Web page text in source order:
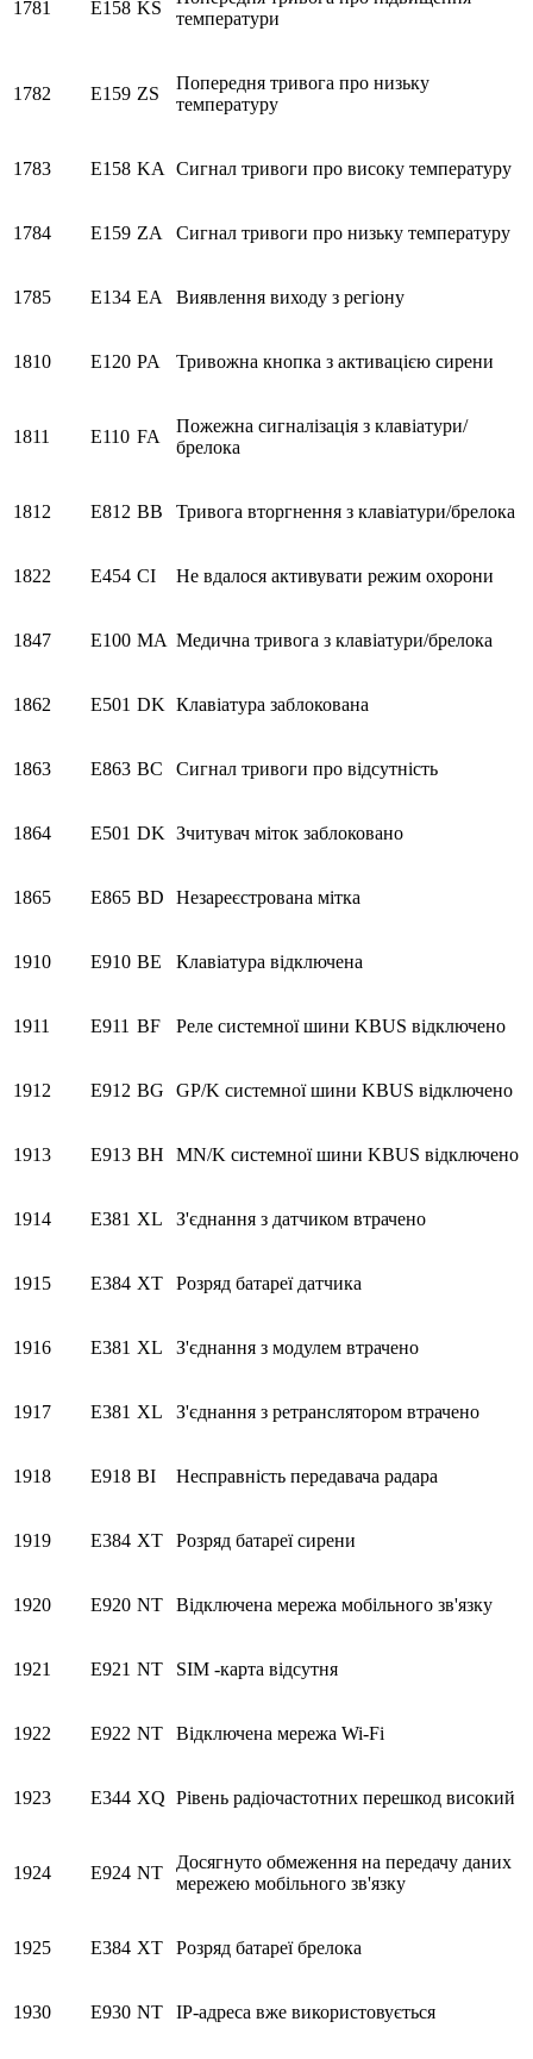
1781 E158 KS
температури
1782 E159 ZS
Попередня тривога про низьку
температуру
1783 E158 KA Сигнал тривоги про високу температуру
1784 E159 ZA Сигнал тривоги про низьку температуру
1785 E134 EA Виявлення виходу з регіону
1810 E120 PA Тривожна кнопка з активацією сирени
1811 E110 FA
Пожежна сигналізація з клавіатури/
брелока
1812 E812 BB Тривога вторгнення з клавіатури/брелока
1822 E454 CI Не вдалося активувати режим охорони
1847 E100 MA Медична тривога з клавіатури/брелока
1862 E501 DK Клавіатура заблокована
1863 E863 BC Сигнал тривоги про відсутність
1864 E501 DK Зчитувач міток заблоковано
1865 E865 BD Незареєстрована мітка
1910 E910 BE Клавіатура відключена
1911 E911 BF Реле системної шини KBUS відключено
1912 E912 BG GP/K системної шини KBUS відключено
1913 E913 BH MN/K системної шини KBUS відключено
1914 E381 XL З'єднання з датчиком втрачено
1915 E384 XT Розряд батареї датчика
1916 E381 XL З'єднання з модулем втрачено
1917 E381 XL З'єднання з ретранслятором втрачено
1918 E918 BI Несправність передавача радара
1919 E384 XT Розряд батареї сирени
1920 E920 NT Відключена мережа мобільного зв'язку
1921 E921 NT SIM -карта відсутня
1922 E922 NT Відключена мережа Wi-Fi
1923 E344 XQ Рівень радіочастотних перешкод високий
1924 E924 NT
Досягнуто обмеження на передачу даних
мережею мобільного зв'язку
1925 E384 XT Розряд батареї брелока
1930 E930 NT IP-адреса вже використовується